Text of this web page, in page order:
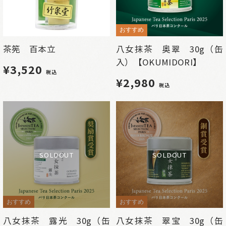
茶筅 百本立
¥3,520 税込
おすすめ
八女抹茶 奥翠 30g（缶
入）【OKUMIDORI】
¥2,980 税込
SOLDOUT
おすすめ
八女抹茶 露光 30g（缶
SOLDOUT
おすすめ
八女抹茶 翠宝 30g（缶